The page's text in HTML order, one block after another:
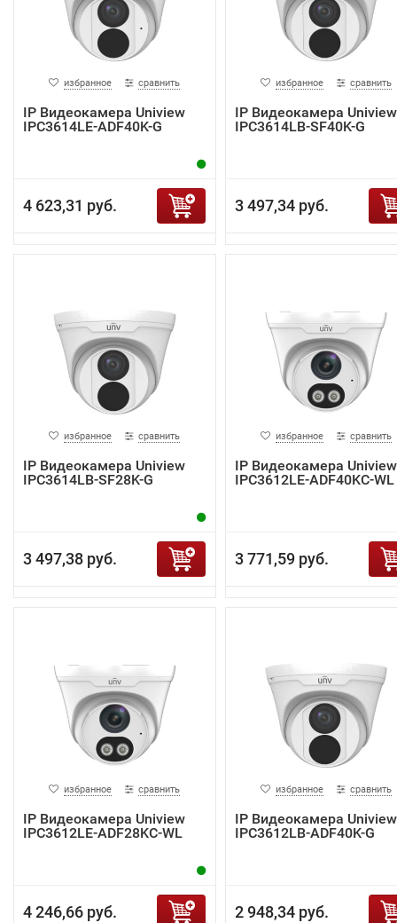
избранное сравнить
IP Видеокамера Uniview
IPC3614LE-ADF40K-G
4 623,31 руб.
избранное сравнить
IP Видеокамера Uniview
IPC3614LB-SF40K-G
3 497,34 руб.
избранное сравнить
IP Видеокамера Uniview
IPC3614LB-SF28K-G
3 497,38 руб.
избранное сравнить
IP Видеокамера Uniview
IPC3612LE-ADF40KC-WL
3 771,59 руб.
избранное сравнить
IP Видеокамера Uniview
IPC3612LE-ADF28KC-WL
4 246,66 руб.
избранное сравнить
IP Видеокамера Uniview
IPC3612LB-ADF40K-G
2 948,34 руб.